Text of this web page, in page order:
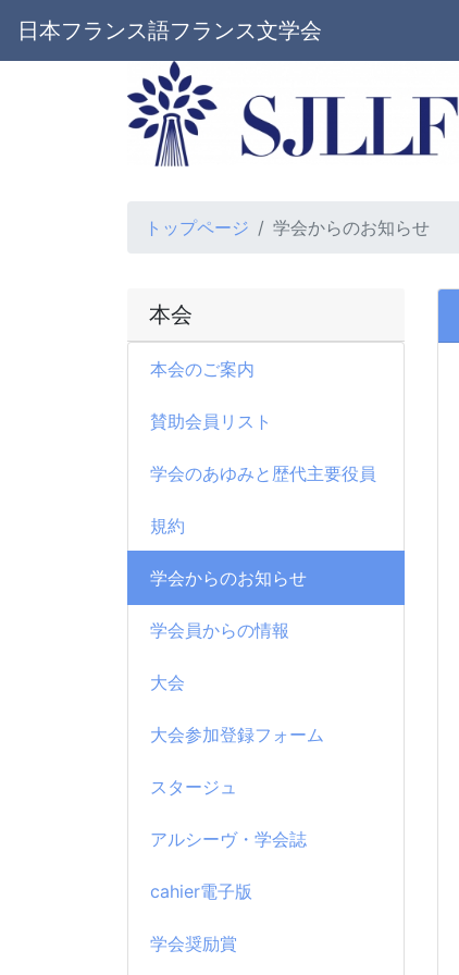
日本フランス語フランス文学会
トップページ 学会からのお知らせ
本会
本会のご案内
賛助会員リスト
学会のあゆみと歴代主要役員
規約
学会からのお知らせ
学会員からの情報
大会
大会参加登録フォーム
スタージュ
アルシーヴ・学会誌
cahier電子版
学会奨励賞